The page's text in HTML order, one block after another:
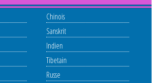
Chinois
Sanskrit
Indien
Tibetain
Russe